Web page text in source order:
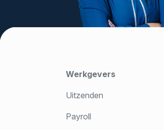
Werkgevers
Uitzenden
Payroll